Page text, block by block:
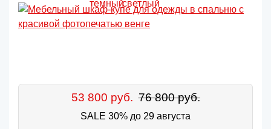
53 800 руб. 76 800 руб.
SALE 30% до 29 августа